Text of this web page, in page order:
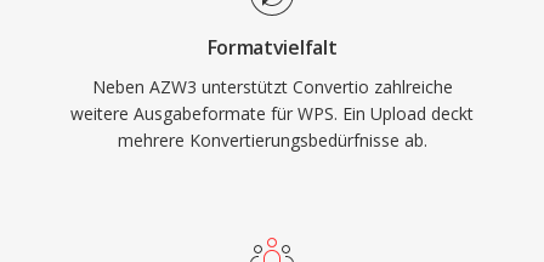
Formatvielfalt
Neben AZW3 unterstützt Convertio zahlreiche
weitere Ausgabeformate für WPS. Ein Upload deckt
mehrere Konvertierungsbedürfnisse ab.